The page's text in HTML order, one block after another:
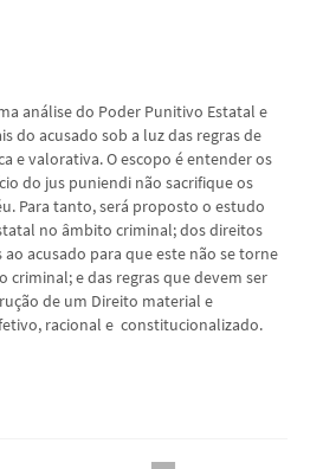
análise do Poder Punitivo Estatal e
do acusado sob a luz das regras de
e valorativa. O escopo é entender os
do jus puniendi não sacrifique os
Para tanto, será proposto o estudo
no âmbito criminal; dos direitos
acusado para que este não se torne
criminal; e das regras que devem ser
de um Direito material e
racional e constitucionalizado.